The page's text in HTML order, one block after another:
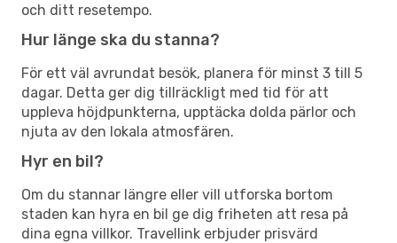
och ditt resetempo.
Hur länge ska du stanna?
För ett väl avrundat besök, planera för minst 3 till 5
dagar. Detta ger dig tillräckligt med tid för att
uppleva höjdpunkterna, upptäcka dolda pärlor och
njuta av den lokala atmosfären.
Hyr en bil?
Om du stannar längre eller vill utforska bortom
staden kan hyra en bil ge dig friheten att resa på
dina egna villkor. Travellink erbjuder prisvärd